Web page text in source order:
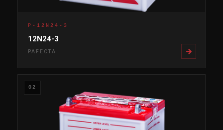
P-12N24-3
12N24-3
PAFECTA
02